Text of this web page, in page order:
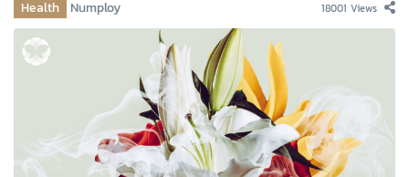
Health Numploy 18001 Views